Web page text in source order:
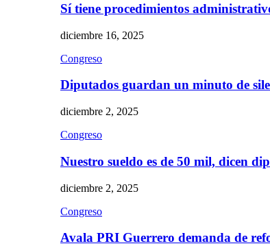
Sí tiene procedimientos
diciembre 16, 2025
Congreso
Diputados guardan un minuto de
diciembre 2, 2025
Congreso
Nuestro sueldo es de 50 mil, dicen
diciembre 2, 2025
Congreso
Avala PRI Guerrero demanda de